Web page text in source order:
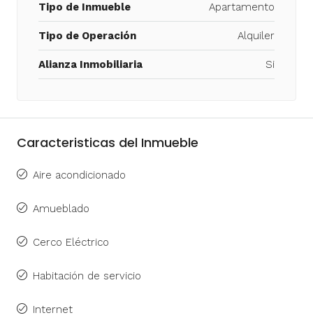
Tipo de Inmueble Apartamento
Tipo de Operación Alquiler
Alianza Inmobiliaria Si
Caracteristicas del Inmueble
Aire acondicionado
Amueblado
Cerco Eléctrico
Habitación de servicio
Internet